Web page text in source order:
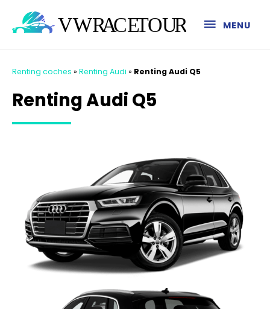
MENU
Renting coches » Renting Audi » Renting Audi Q5
Renting Audi Q5